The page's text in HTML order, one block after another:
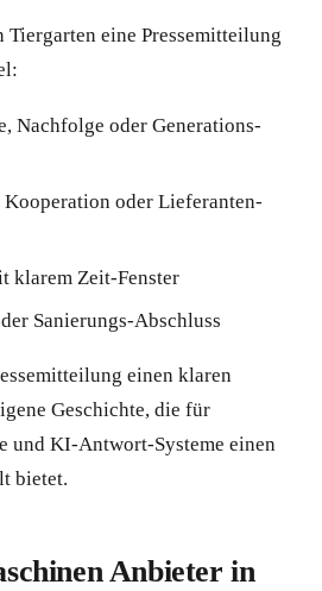
eine Pressemitteilung
Nachfolge oder Generations-
Kooperation oder Lieferanten-
klarem Zeit-Fenster
Sanierungs-Abschluss
einen klaren
Geschichte, die für
und KI-Antwort-Systeme einen
bietet.
Anbieter in